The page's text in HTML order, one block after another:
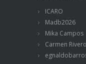
ICARO
Madb2026
Mika Campos
Carmen Rivero